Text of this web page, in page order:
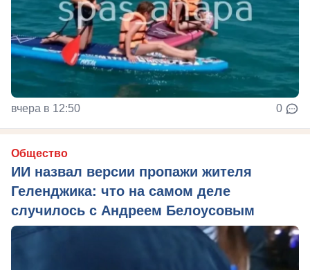
вчера в 12:50 0
Общество
ИИ назвал версии пропажи жителя
Геленджика: что на самом деле
случилось с Андреем Белоусовым